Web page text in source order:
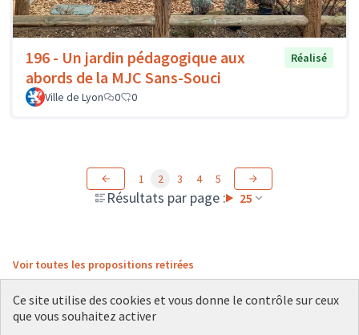
196 - Un jardin pédagogique aux
abords de la MJC Sans-Souci
Réalisé
Ville de Lyon 0 0
Résultats par page : 25
1 2 3 4 5
Voir toutes les propositions retirées
Ce site utilise des cookies et vous donne le contrôle sur ceux
que vous souhaitez activer